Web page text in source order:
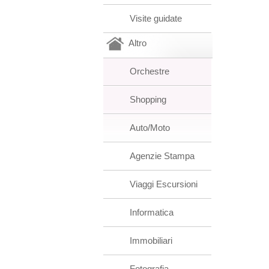
Visite guidate
Altro
Orchestre
Shopping
Auto/Moto
Agenzie Stampa
Viaggi Escursioni
Informatica
Immobiliari